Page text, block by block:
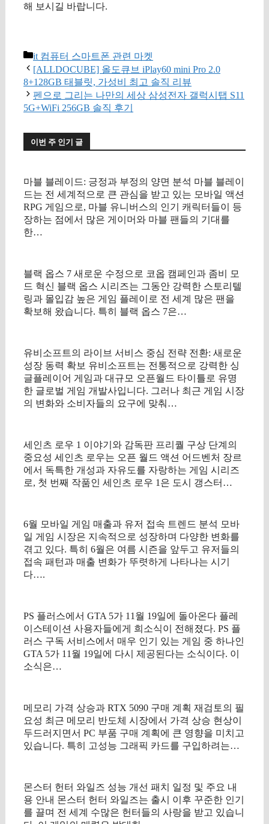
해 보시길 바랍니다.
카
테
고
리
it 컴퓨터 스마트폰 관련 마켓
[ALLDOCUBE] 올도큐브 iPlay60 mini Pro 2.0
8+128GB 태블릿, 가성비 최고 솔직 리뷰
펜으로 그리는 나만의 세상 삼성전자 갤럭시탭 S11
5G+WiFi 256GB 솔직 후기
이번 주 인기 글
마블 블레이드: 긍정과 부정의 양면 분석 마블 블레이
드는 전 세계적으로 큰 관심을 받고 있는 모바일 액션
RPG 게임으로, 마블 유니버스의 인기 캐릭터들이 등
장하는 점에서 많은 게이머와 마블 팬들의 기대를
한…
블랙 옵스 7 새로운 수정으로 코옵 캠페인과 좀비 모
드 혁신 블랙 옵스 시리즈는 그동안 강력한 스토리텔
링과 몰입감 높은 게임 플레이로 전 세계 많은 팬을
확보해 왔습니다. 특히 블랙 옵스 7은…
유비소프트의 라이브 서비스 중심 전략 전환: 새로운
성장 동력 확보 유비소프트는 전통적으로 강력한 싱
글플레이어 게임과 대규모 오픈월드 타이틀로 유명
한 글로벌 게임 개발사입니다. 그러나 최근 게임 시장
의 변화와 소비자들의 요구에 맞춰…
세인츠 로우 1 이야기와 감독판 프리퀄 구상 단계의
중요성 세인츠 로우는 오픈 월드 액션 어드벤처 장르
에서 독특한 개성과 자유도를 자랑하는 게임 시리즈
로, 첫 번째 작품인 세인츠 로우 1은 도시 갱스터…
6월 모바일 게임 매출과 유저 접속 트렌드 분석 모바
일 게임 시장은 지속적으로 성장하며 다양한 변화를
겪고 있다. 특히 6월은 여름 시즌을 앞두고 유저들의
접속 패턴과 매출 변화가 뚜렷하게 나타나는 시기
다….
PS 플러스에서 GTA 5가 11월 19일에 돌아온다 플레
이스테이션 사용자들에게 희소식이 전해졌다. PS 플
러스 구독 서비스에서 매우 인기 있는 게임 중 하나인
GTA 5가 11월 19일에 다시 제공된다는 소식이다. 이
소식은…
메모리 가격 상승과 RTX 5090 구매 계획 재검토의 필
요성 최근 메모리 반도체 시장에서 가격 상승 현상이
두드러지면서 PC 부품 구매 계획에 큰 영향을 미치고
있습니다. 특히 고성능 그래픽 카드를 구입하려는…
몬스터 헌터 와일즈 성능 개선 패치 일정 및 주요 내
용 안내 몬스터 헌터 와일즈는 출시 이후 꾸준한 인기
를 끌며 전 세계 수많은 헌터들의 사랑을 받고 있습니